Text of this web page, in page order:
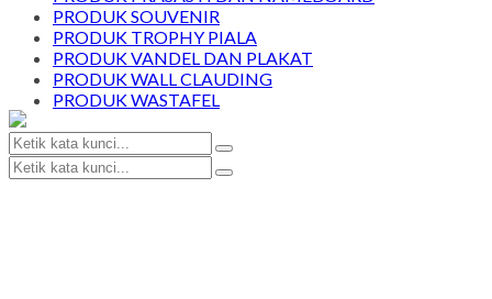
PRODUK SOUVENIR
PRODUK TROPHY PIALA
PRODUK VANDEL DAN PLAKAT
PRODUK WALL CLAUDING
PRODUK WASTAFEL